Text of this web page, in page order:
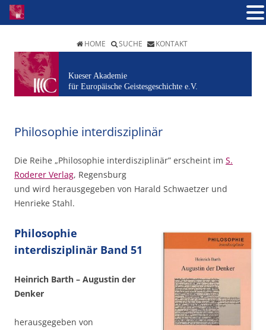
HOME SUCHE KONTAKT
Kueser Akademie
für Europäische Geistesgeschichte e.V.
Philosophie interdisziplinär
Die Reihe „Philosophie interdisziplinär” erscheint im S.
Roderer Verlag, Regensburg
und wird herausgegeben von Harald Schwaetzer und
Henrieke Stahl.
Philosophie
interdisziplinär Band 51
Heinrich Barth – Augustin der
Denker
herausgegeben von